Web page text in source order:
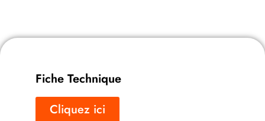
Fiche Technique
Cliquez ici